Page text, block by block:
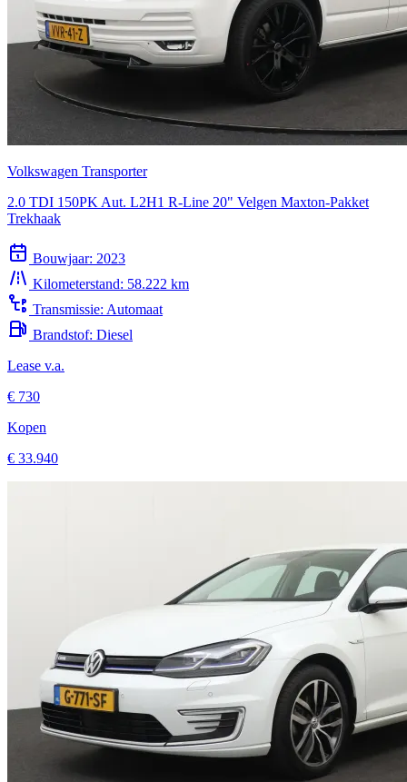
Volkswagen Transporter
2.0 TDI 150PK Aut. L2H1 R-Line 20" Velgen Maxton-Pakket
Trekhaak
Bouwjaar: 2023
Kilometerstand: 58.222 km
Transmissie: Automaat
Brandstof: Diesel
Lease v.a.
€ 730
Kopen
€ 33.940